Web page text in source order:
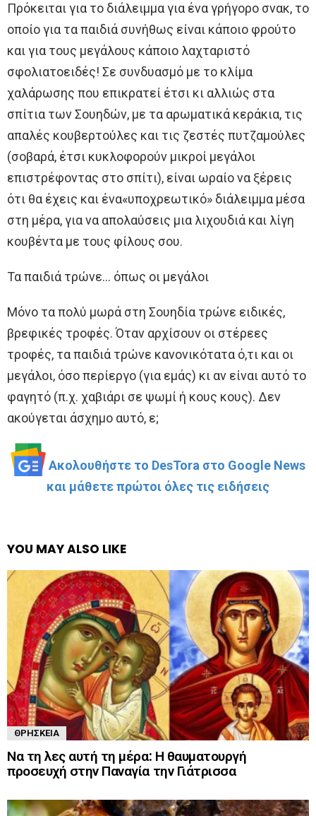
Πρόκειται για το διάλειμμα για ένα γρήγορο σνακ, το
οποίο για τα παιδιά συνήθως είναι κάποιο φρούτο
και για τους μεγάλους κάποιο λαχταριστό
σφολιατοειδές! Σε συνδυασμό με το κλίμα
χαλάρωσης που επικρατεί έτσι κι αλλιώς στα
σπίτια των Σουηδών, με τα αρωματικά κεράκια, τις
απαλές κουβερτούλες και τις ζεστές πυτζαμούλες
(σοβαρά, έτσι κυκλοφορούν μικροί μεγάλοι
επιστρέφοντας στο σπίτι), είναι ωραίο να ξέρεις
ότι θα έχεις και ένα«υποχρεωτικό» διάλειμμα μέσα
στη μέρα, για να απολαύσεις μια λιχουδιά και λίγη
κουβέντα με τους φίλους σου.
Τα παιδιά τρώνε… όπως οι μεγάλοι
Μόνο τα πολύ μωρά στη Σουηδία τρώνε ειδικές,
βρεφικές τροφές. Όταν αρχίσουν οι στέρεες
τροφές, τα παιδιά τρώνε κανονικότατα ό,τι και οι
μεγάλοι, όσο περίεργο (για εμάς) κι αν είναι αυτό το
φαγητό (π.χ. χαβιάρι σε ψωμί ή κους κους). Δεν
ακούγεται άσχημο αυτό, ε;
Ακολουθήστε το DesTora στο Google News
και μάθετε πρώτοι όλες τις ειδήσεις
YOU MAY ALSO LIKE
ΘΡΗΣΚΕΊΑ
Να τη λες αυτή τη μέρα: Η θαυματουργή
προσευχή στην Παναγία την Γιάτρισσα